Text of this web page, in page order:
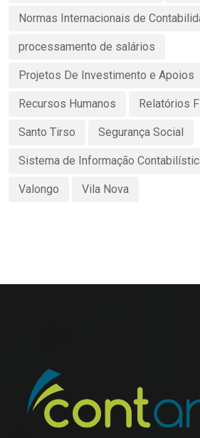
Normas Internacionais de
processamento de salários
Projetos De Investimento e Apoios
Recursos Humanos Relatórios
Santo Tirso Segurança Social
Sistema de Informação
Valongo Vila Nova